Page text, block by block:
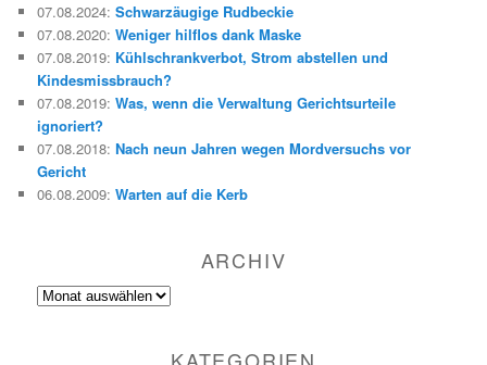
07.08.2024:Schwarzäugige Rudbeckie
07.08.2020:Weniger hilflos dank Maske
07.08.2019: Kühlschrankverbot, Strom abstellen und
Kindesmissbrauch?
07.08.2019:Was, wenn die Verwaltung Gerichtsurteile
ignoriert?
07.08.2018:Nach neun Jahren wegen Mordversuchs vor
Gericht
06.08.2009:Warten auf die Kerb
ARCHIV
Archiv